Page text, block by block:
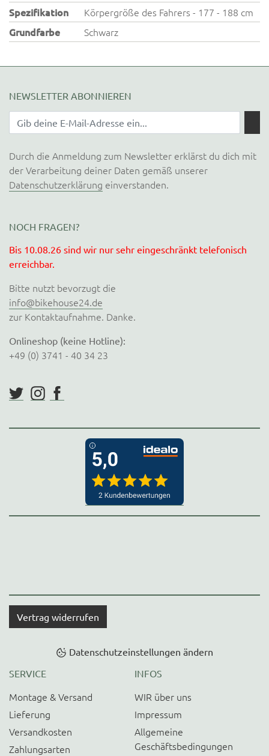
Spezifikation
Körpergröße des Fahrers - 177 - 188 cm
Grundfarbe
Schwarz
NEWSLETTER ABONNIEREN
Durch die Anmeldung zum Newsletter erklärst du dich mit
der Verarbeitung deiner Daten gemäß unserer
Datenschutzerklärung einverstanden.
NOCH FRAGEN?
Bis 10.08.26 sind wir nur sehr eingeschränkt telefonisch
erreichbar.
Bitte nutzt bevorzugt die
info@bikehouse24.de
zur Kontaktaufnahme. Danke.
Onlineshop (keine Hotline):
+49 (0) 3741 - 40 34 23
Vertrag widerrufen
Datenschutzeinstellungen ändern
SERVICE
Montage & Versand
Lieferung
Versandkosten
Zahlungsarten
INFOS
WIR über uns
Impressum
Allgemeine
Geschäftsbedingungen